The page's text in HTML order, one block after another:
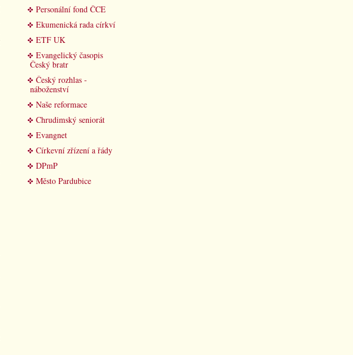
Personální fond ČCE
Ekumenická rada církví
ETF UK
Evangelický časopis
Český bratr
Český rozhlas -
náboženství
Naše reformace
Chrudimský seniorát
Evangnet
Církevní zřízení a řády
DPmP
Město Pardubice